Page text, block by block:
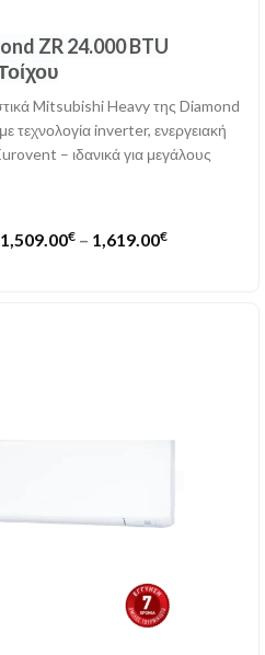
ZR 24.000 BTU
Mitsubishi Heavy της Diamond
τεχνολογία inverter, ενεργειακή
– ιδανικά για μεγάλους
1,509.00€ – 1,619.00€Price